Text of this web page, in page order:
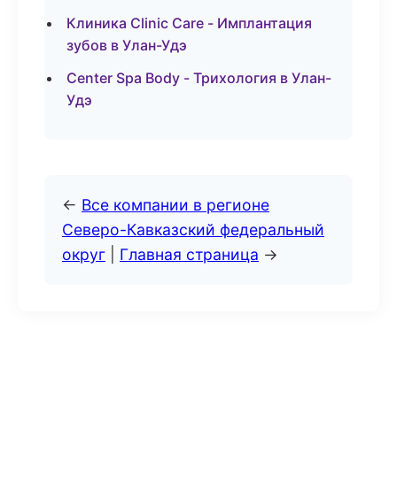
Клиника Clinic Care - Имплантация
зубов в Улан-Удэ
Center Spa Body - Трихология в Улан-
Удэ
← Все компании в регионе
Северо-Кавказский федеральный
округ
Главная страница →